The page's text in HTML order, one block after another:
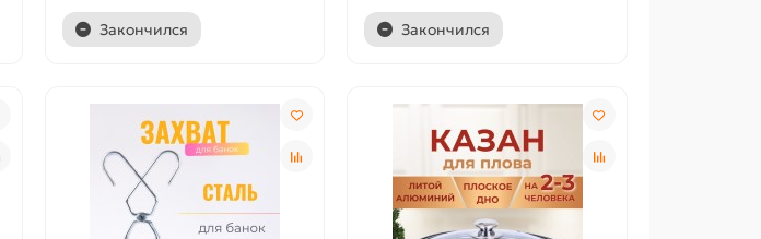
Закончился Закончился